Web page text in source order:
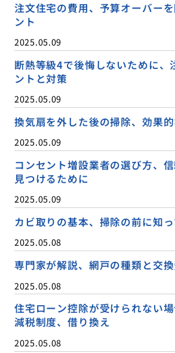
注文住宅の費用、予算オーバー
ント
2025.05.09
断熱等級4で後悔しないために、
ントと対策
2025.05.09
換気扇を外した後の掃除、効果
2025.05.09
コンセント増設業者の選び方、
見つけるために
2025.05.09
カビ取りの基本、掃除の前に知
2025.05.08
専門家が解説、網戸の種類と交
2025.05.08
住宅ローン控除が受けられない
減税制度、借り換え
2025.05.08